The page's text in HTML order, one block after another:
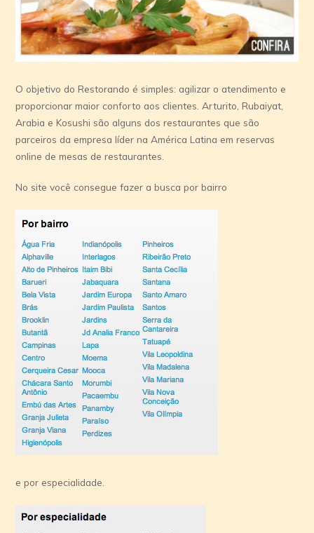
O objetivo do Restorando é simples: agilizar o atendimento e
proporcionar maior conforto aos clientes. Arturito, Rubaiyat,
Arabia e Kosushi são alguns dos restaurantes que são
parceiros da empresa líder na América Latina em reservas
online de mesas de restaurantes.
No site você consegue fazer a busca por bairro
e por especialidade.